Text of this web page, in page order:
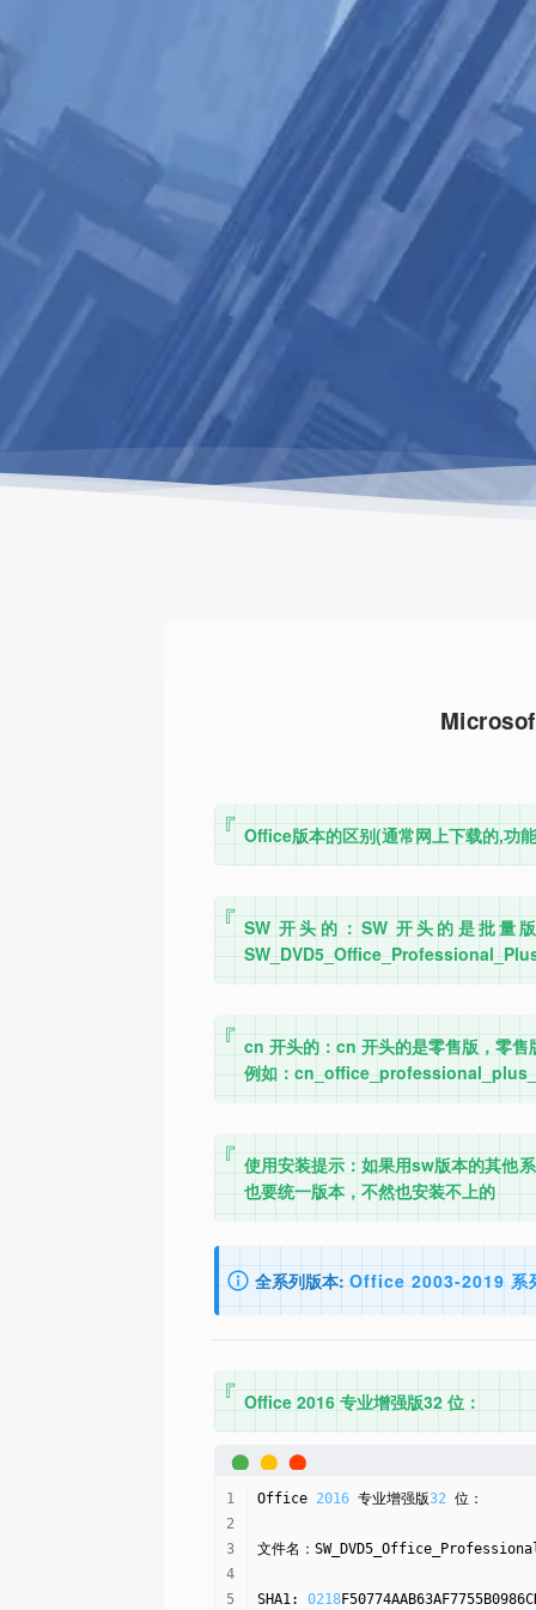
Office版本的区别(通常网上下载的,功
SW 开头的：SW 开头的是批量
cn 开头的：cn 开头的是零售版，零
例如：
使用安装提示：如果用sw版本的其他
也要统一版本，不然也安装不上的
全系列版本: Office 2003-2019 系
Office 2016 专业增强版32 位：
Office 2016 专业增强版32 位：
文件名：
SHA1: 0218